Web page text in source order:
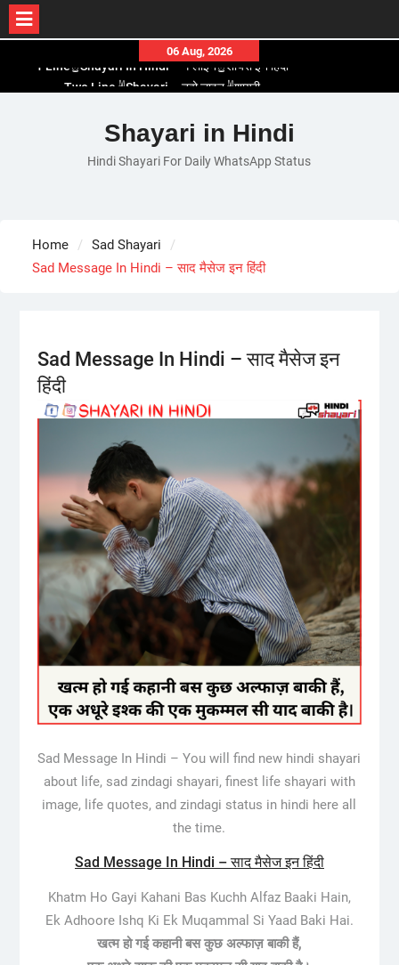
content
06 Aug, 2026
Two Line✌️Shayari – तवो लाइन✌️शायरी
Romantic Love😽Status – रोमांटिक लव😽स्टेटस
Love🥳Poetry In Hindi – लव🥳पोएट्री इन हिंदी
1 Line☝️Shayari In Hindi – १ लाइन☝️शायरी इन हिंदी
Shayari in Hindi
Hindi Shayari For Daily WhatsApp Status
Home
Sad Shayari
Sad Message In Hindi – साद मैसेज इन हिंदी
Sad Message In Hindi – साद मैसेज इन
हिंदी
Sad Message In Hindi – You will find new hindi shayari
about life, sad zindagi shayari, finest life shayari with
image, life quotes, and zindagi status in hindi here all
the time.
Sad Message In Hindi – साद मैसेज इन हिंदी
Khatm Ho Gayi Kahani Bas Kuchh Alfaz Baaki Hain,
Ek Adhoore Ishq Ki Ek Muqammal Si Yaad Baki Hai.
खत्म हो गई कहानी बस कुछ अल्फाज़ बाकी हैं,